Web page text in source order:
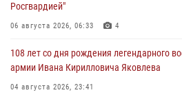
Росгвардией"
06 августа 2026, 06:33 4
108 лет со дня рождения легендарного
армии Ивана Кирилловича Яковлева
04 августа 2026, 23:41